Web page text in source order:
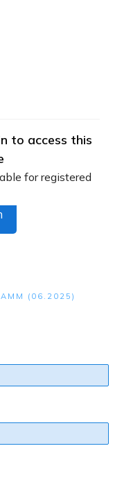
to access this
for registered
(06.2025)